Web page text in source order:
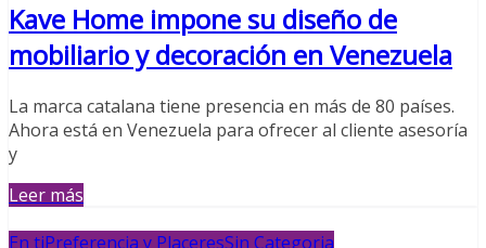
Kave Home impone su diseño de
mobiliario y decoración en Venezuela
La marca catalana tiene presencia en más de 80 países.
Ahora está en Venezuela para ofrecer al cliente asesoría
y
Leer más
En tiPreferencia y PlaceresSin Categoria